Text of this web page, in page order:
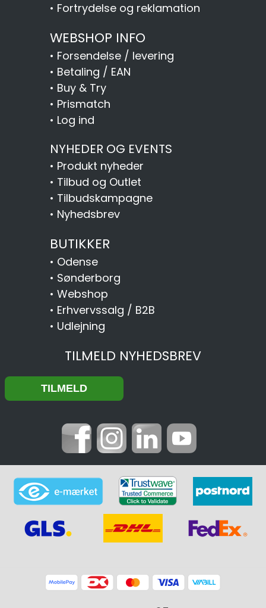
• Fortrydelse og reklamation
WEBSHOP INFO
• Forsendelse / levering
• Betaling / EAN
• Buy & Try
• Prismatch
• Log ind
NYHEDER OG EVENTS
• Produkt nyheder
• Tilbud og Outlet
• Tilbudskampagne
• Nyhedsbrev
BUTIKKER
• Odense
• Sønderborg
• Webshop
• Erhvervssalg / B2B
• Udlejning
TILMELD NYHEDSBREV